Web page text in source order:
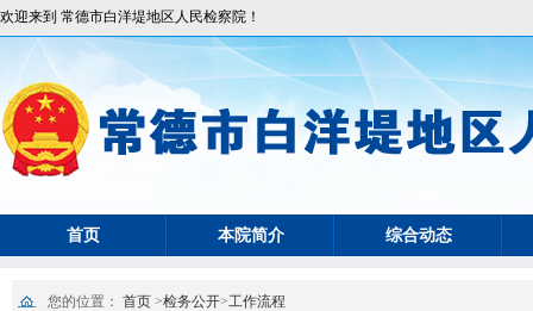
欢迎来到 常德市白洋堤地区人民检察院！
首页 本院简介 综合动态
您的位置： 首页 >检务公开>工作流程